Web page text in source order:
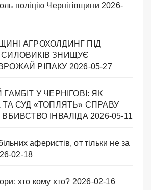
поліцію Чернігівщини 2026-
АГРОХОЛДИНГ ПІД
ЗНИЩУЄ
РІПАКУ
2026-05-27
У ЧЕРНІГОВІ: ЯК
ТА СУД «ТОПЛЯТЬ» СПРАВУ
ІНВАЛІДА 2026-05-11
аферистів, от тільки не за
02-18
хто кому хто? 2026-02-16